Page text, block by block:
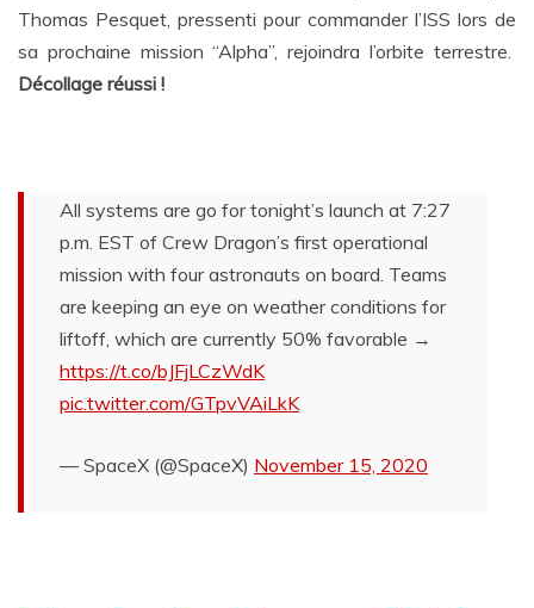
Thomas Pesquet, pressenti pour commander l’ISS lors de
sa prochaine mission “Alpha”, rejoindra l’orbite terrestre.
Décollage réussi !
All systems are go for tonight’s launch at 7:27
p.m. EST of Crew Dragon’s first operational
mission with four astronauts on board. Teams
are keeping an eye on weather conditions for
liftoff, which are currently 50% favorable →
https://t.co/bJFjLCzWdK
pic.twitter.com/GTpvVAiLkK
— SpaceX (@SpaceX) November 15, 2020